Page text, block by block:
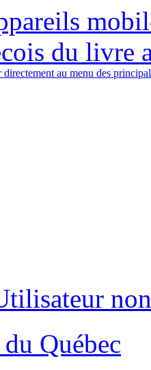
du livre
directement au menu des
Québec